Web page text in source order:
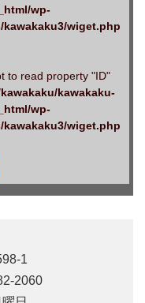
wp-
wiget.php
to read property "ID"
kawakaku-
wp-
wiget.php
1
2060